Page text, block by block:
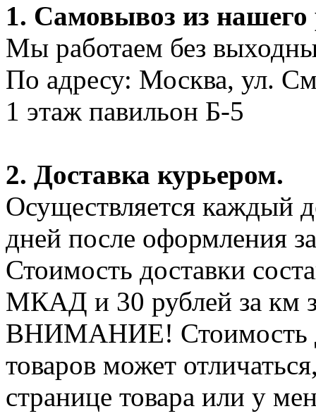
1. Самовывоз из нашего
Мы работаем без
По адресу: Москва, ул.
1 этаж павильон Б-5
2. Доставка курьером.
Осуществляется каждый
дней после оформления
Стоимость доставки
МКАД и 30 рублей за км
ВНИМАНИЕ! Стоимость
товаров может
странице товара или у